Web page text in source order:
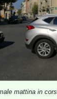
mattina in